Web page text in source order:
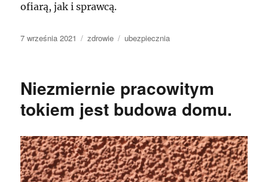
ofiarą, jak i sprawcą.
Data
7 września 2021 Kategorie
zdrowie Tagi
ubezpiecznia
Niezmiernie pracowitym
tokiem jest budowa domu.